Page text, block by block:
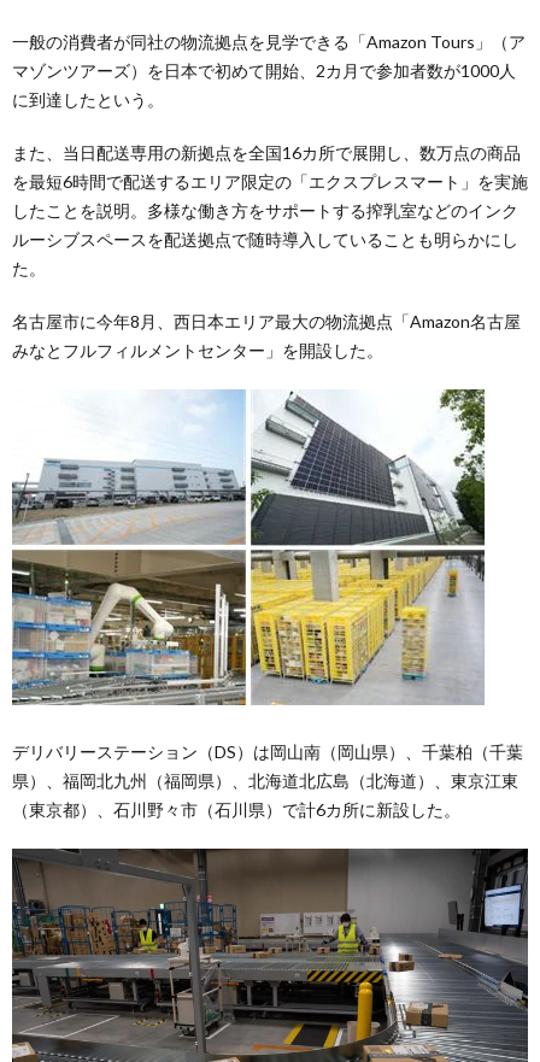
一般の消費者が同社の物流拠点を見学できる「Amazon Tours」（ア
マゾンツアーズ）を日本で初めて開始、2カ月で参加者数が1000人
に到達したという。
また、当日配送専用の新拠点を全国16カ所で展開し、数万点の商品
を最短6時間で配送するエリア限定の「エクスプレスマート」を実施
したことを説明。多様な働き方をサポートする搾乳室などのインク
ルーシブスペースを配送拠点で随時導入していることも明らかにし
た。
名古屋市に今年8月、西日本エリア最大の物流拠点「Amazon名古屋
みなとフルフィルメントセンター」を開設した。
デリバリーステーション（DS）は岡山南（岡山県）、千葉柏（千葉
県）、福岡北九州（福岡県）、北海道北広島（北海道）、東京江東
（東京都）、石川野々市（石川県）で計6カ所に新設した。